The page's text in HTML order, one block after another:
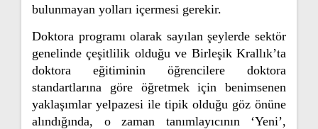
bulunmayan yolları içermesi gerekir.
Doktora programı olarak sayılan şeylerde sektör
genelinde çeşitlilik olduğu ve Birleşik Krallık’ta
doktora eğitiminin öğrencilere doktora
standartlarına göre öğretmek için benimsenen
yaklaşımlar yelpazesi ile tipik olduğu göz önüne
alındığında, o zaman tanımlayıcının ‘Yeni’,